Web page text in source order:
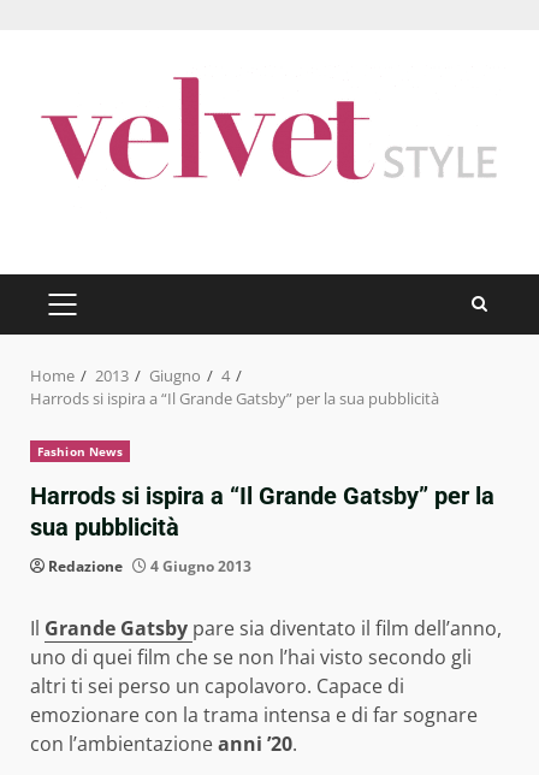
PRIMARY
MENU
Home 2013 Giugno
4
Harrods si ispira a “Il Grande Gatsby” per la sua pubblicità
Fashion News
Harrods si ispira a “Il Grande Gatsby” per la
sua pubblicità
Redazione 4 Giugno 2013
Il Grande Gatsby pare sia diventato il film dell’anno,
uno di quei film che se non l’hai visto secondo gli
altri ti sei perso un capolavoro. Capace di
emozionare con la trama intensa e di far sognare
con l’ambientazioneanni ’20.